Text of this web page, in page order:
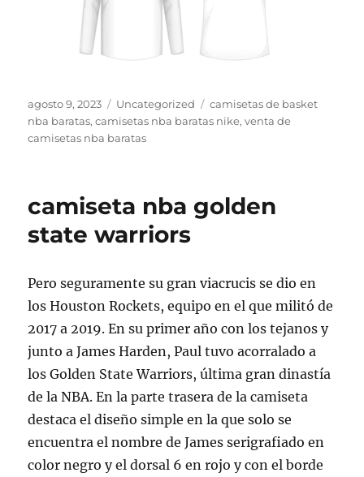
Publicado
el
agosto 9, 2023 Categorías
Uncategorized Etiquetas
camisetas de basket
nba baratas,camisetas nba baratas nike,venta de
camisetas nba baratas
camiseta nba golden
state warriors
Pero seguramente su gran viacrucis se dio en
los Houston Rockets, equipo en el que militó de
2017 a 2019. En su primer año con los tejanos y
junto a James Harden, Paul tuvo acorralado a
los Golden State Warriors, última gran dinastía
de la NBA. En la parte trasera de la camiseta
destaca el diseño simple en la que solo se
encuentra el nombre de James serigrafiado en
color negro y el dorsal 6 en rojo y con el borde